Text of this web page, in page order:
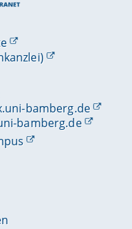
bamberg.de
bamberg.de